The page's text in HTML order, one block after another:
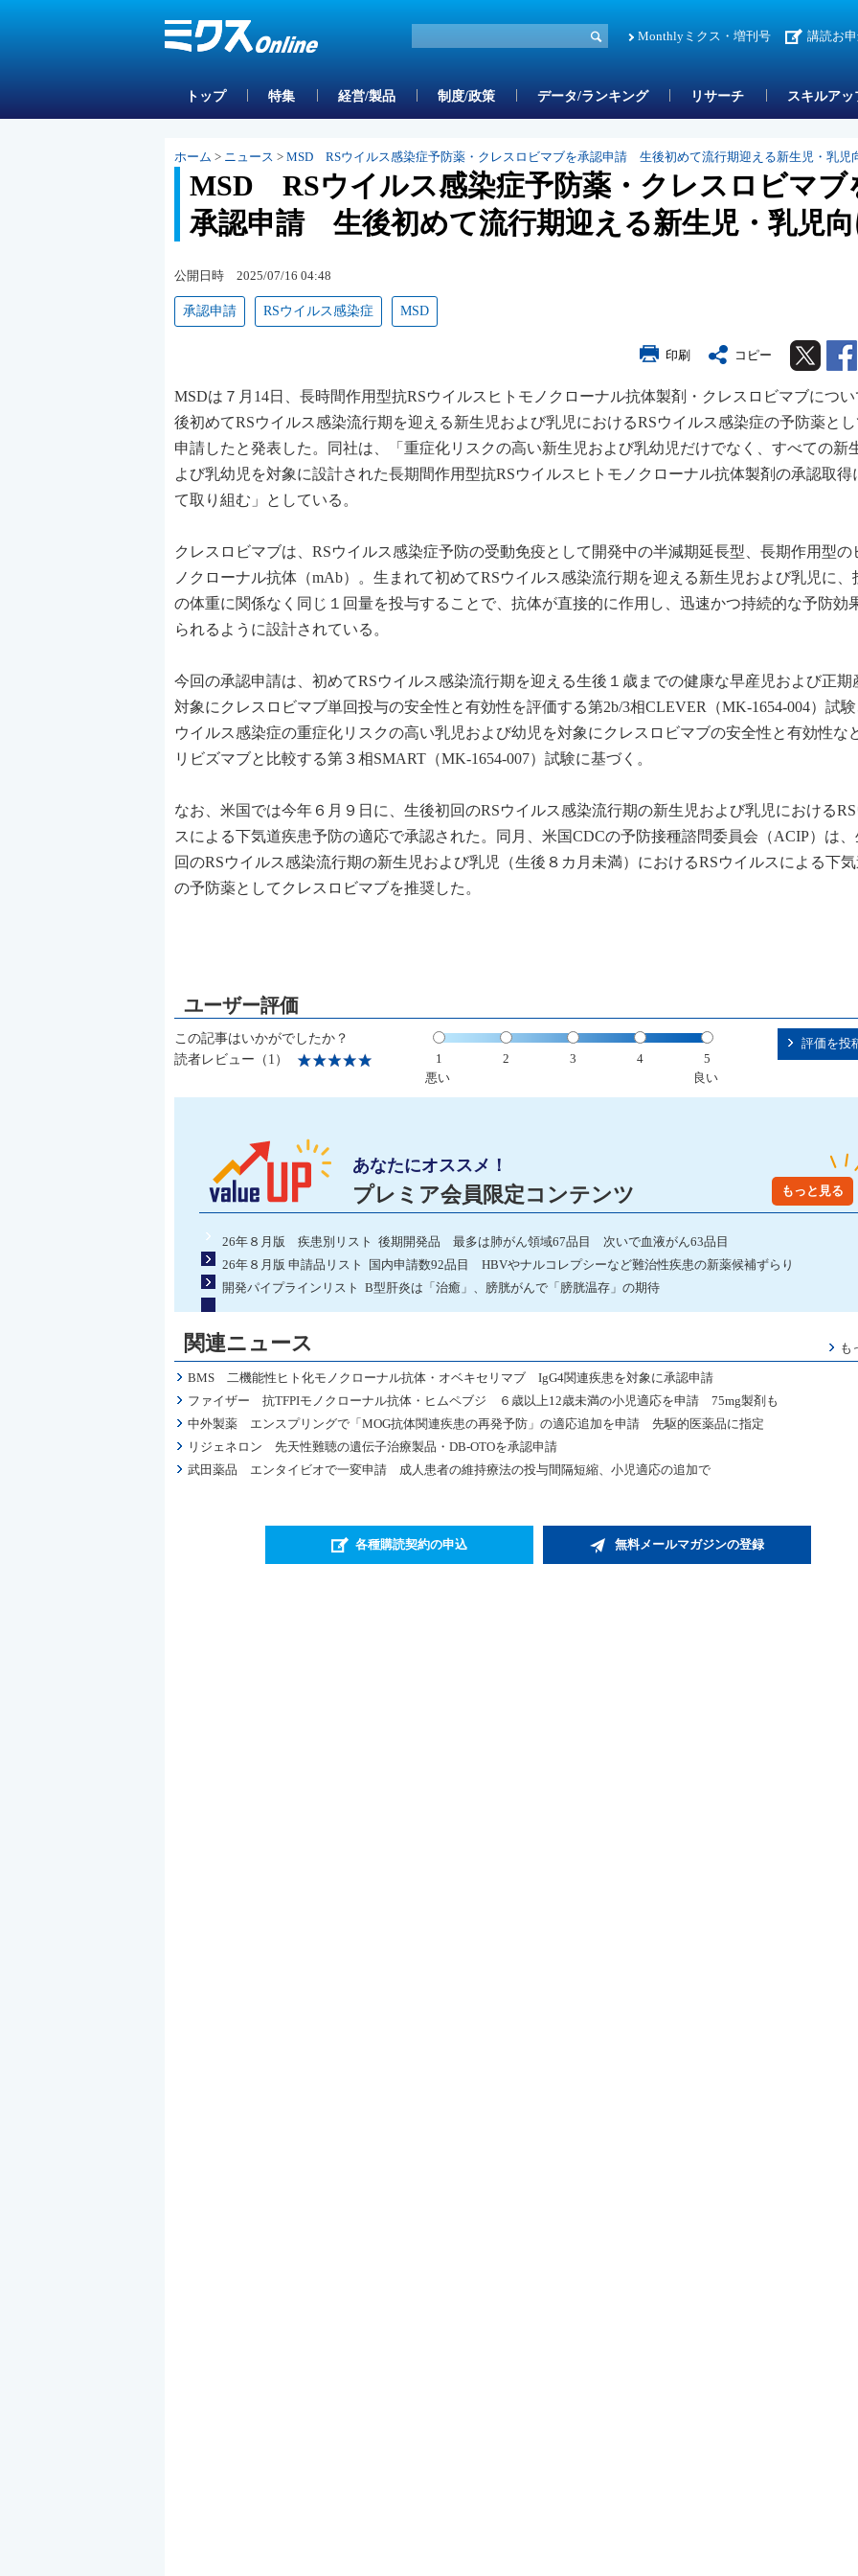
Monthlyミクス・増刊号 講読お
トップ 特集 経営/製品 制度/政策 データ/ランキング リサーチ スキルア
ホーム > ニュース > MSD RSウイルス感染症予防薬・クレスロビマブを承認申請 生後初めて流行期迎える新生児・乳児
MSD RSウイルス感染症予防薬・クレスロビマブ
承認申請 生後初めて流行期迎える新生児・乳児
公開日時 2025/07/16 04:48
承認申請 RSウイルス感染症 MSD
印刷 コピー Twitter
MSDは７月14日、長時間作用型抗RSウイルスヒトモノクローナル抗体製剤・クレスロビマブについ
後初めてRSウイルス感染流行期を迎える新生児および乳児におけるRSウイルス感染症の予防薬と
申請したと発表した。同社は、「重症化リスクの高い新生児および乳幼児だけでなく、すべての新
よび乳幼児を対象に設計された長期間作用型抗RSウイルスヒトモノクローナル抗体製剤の承認取得
て取り組む」としている。
クレスロビマブは、RSウイルス感染症予防の受動免疫として開発中の半減期延長型、長期作用型の
ノクローナル抗体（mAb）。生まれて初めてRSウイルス感染流行期を迎える新生児および乳児に、
の体重に関係なく同じ１回量を投与することで、抗体が直接的に作用し、迅速かつ持続的な予防効
られるように設計されている。
今回の承認申請は、初めてRSウイルス感染流行期を迎える生後１歳までの健康な早産児および正期
対象にクレスロビマブ単回投与の安全性と有効性を評価する第2b/3相CLEVER（MK-1654-004）試験
ウイルス感染症の重症化リスクの高い乳児および幼児を対象にクレスロビマブの安全性と有効性な
リビズマブと比較する第３相SMART（MK-1654-007）試験に基づく。
なお、米国では今年６月９日に、生後初回のRSウイルス感染流行期の新生児および乳児における
スによる下気道疾患予防の適応で承認された。同月、米国CDCの予防接種諮問委員会（ACIP）は、
回のRSウイルス感染流行期の新生児および乳児（生後８カ月未満）におけるRSウイルスによる下
の予防薬としてクレスロビマブを推奨した。
この記事はいかがでしたか？
読者レビュー（1）
1 2 3 4
5
悪い
良い
評価を投
あなたにオススメ！
プレミア会員限定コンテンツ もっと見る
26年８月版 疾患別リスト 後期開発品 最多は肺がん領域67品目 次いで血液がん63品目
26年８月版 申請品リスト 国内申請数92品目 HBVやナルコレプシーなど難治性疾患の新薬候補ずらり
開発パイプラインリスト B型肝炎は「治癒」、膀胱がんで「膀胱温存」の期待
関連ニュース も
BMS 二機能性ヒト化モノクローナル抗体・オベキセリマブ IgG4関連疾患を対象に承認申請
ファイザー 抗TFPIモノクローナル抗体・ヒムペブジ ６歳以上12歳未満の小児適応を申請 75mg製剤も
中外製薬 エンスプリングで「MOG抗体関連疾患の再発予防」の適応追加を申請 先駆的医薬品に指定
リジェネロン 先天性難聴の遺伝子治療製品・DB-OTOを承認申請
武田薬品 エンタイビオで一変申請 成人患者の維持療法の投与間隔短縮、小児適応の追加で
各種購読契約の申込 無料メールマガジンの登録